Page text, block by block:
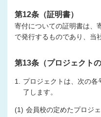
第12条（証明書）
寄付についての証明書は、
で発行するものであり、当
第13条（プロジェクトの
1.
プロジェクトは、次の
了します。
(1) 会員校の定めたプロジ